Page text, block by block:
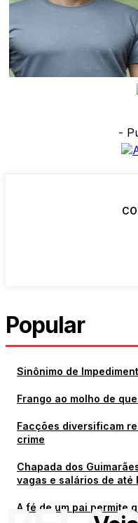
-
Popular
Sinônimo de
Frango ao molho de
Facções diversificam
crime
Chapada dos
vagas e salários de até
A fé de um pai permite